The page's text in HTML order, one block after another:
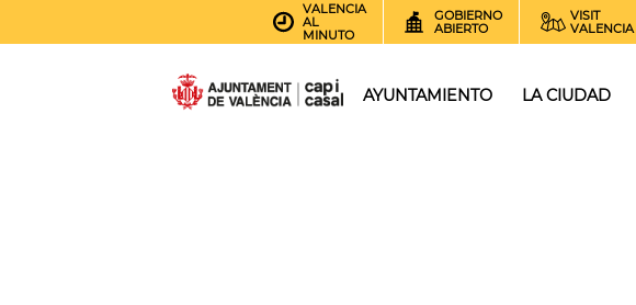
VALENCIA
AL
MINUTO
GOBIERNO
ABIERTO
VISIT
VALENCIA
AYUNTAMIENTO LA CIUDAD